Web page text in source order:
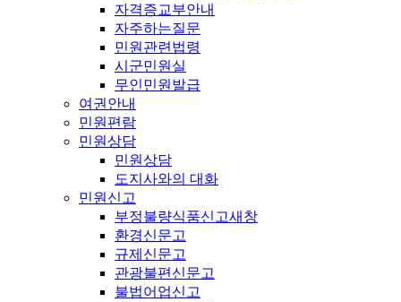
자격증교부안내
자주하는질문
민원관련법령
시군민원실
무인민원발급
여권안내
민원편람
민원상담
민원상담
도지사와의 대화
민원신고
부정불량식품신고새창
환경신문고
규제신문고
관광불편신문고
불법어업신고